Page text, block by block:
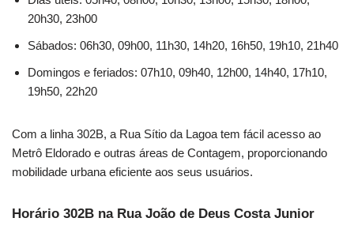
20h30, 23h00
Sábados: 06h30, 09h00, 11h30, 14h20, 16h50, 19h10, 21h40
Domingos e feriados: 07h10, 09h40, 12h00, 14h40, 17h10,
19h50, 22h20
Com a linha 302B, a Rua Sítio da Lagoa tem fácil acesso ao
Metrô Eldorado e outras áreas de Contagem, proporcionando
mobilidade urbana eficiente aos seus usuários.
Horário 302B na Rua João de Deus Costa Junior